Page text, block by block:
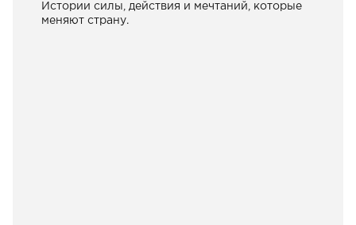
Истории силы, действия и мечтаний, которые
меняют страну.